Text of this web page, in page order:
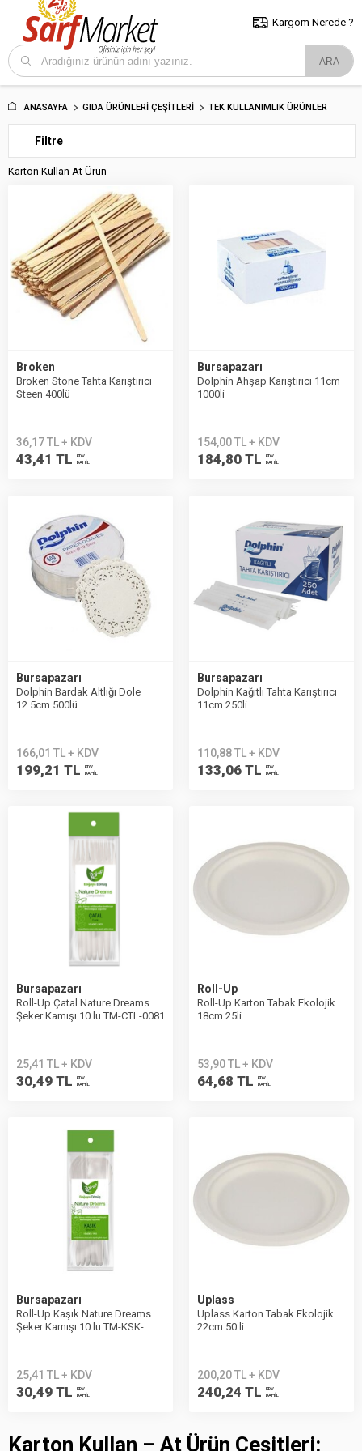
5000 TL ve Üzeri Alışverişlerde İstanbul İçi Kargo Bedava!
ve Trakya İçin Tıklayın..
Kargom Nerede ?
ANASAYFA GIDA ÜRÜNLERI ÇEŞITLERI TEK KULLANIMLIK ÜRÜNLER
Filtre
Karton Kullan At Ürün
Broken
Broken Stone Tahta Karıştırıcı
Steen 400lü
36,17 TL + KDV
43,41 TL
KDV
DAHİL
Bursapazarı
Dolphin Ahşap Karıştırıcı 11cm
1000li
154,00 TL + KDV
184,80 TL
KDV
DAHİL
Bursapazarı
Dolphin Bardak Altlığı Dole
12.5cm 500lü
166,01 TL + KDV
199,21 TL
KDV
DAHİL
Bursapazarı
Dolphin Kağıtlı Tahta Karıştırıcı
11cm 250li
110,88 TL + KDV
133,06 TL
KDV
DAHİL
Bursapazarı
Roll-Up Çatal Nature Dreams
Şeker Kamışı 10 lu TM-CTL-0081
25,41 TL + KDV
30,49 TL
KDV
DAHİL
Roll-Up
Roll-Up Karton Tabak Ekolojik
18cm 25li
53,90 TL + KDV
64,68 TL
KDV
DAHİL
Bursapazarı
Roll-Up Kaşık Nature Dreams
Şeker Kamışı 10 lu TM-KSK-
25,41 TL + KDV
30,49 TL
KDV
DAHİL
Uplass
Uplass Karton Tabak Ekolojik
22cm 50 li
200,20 TL + KDV
240,24 TL
KDV
DAHİL
Karton Kullan – At Ürün Çeşitleri: